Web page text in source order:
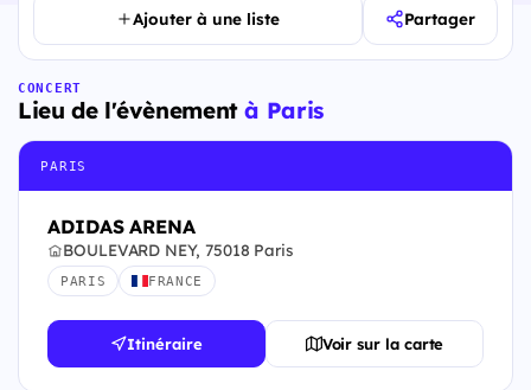
Ajouter à une liste Partager
CONCERT
Lieu de l'évènementà Paris
PARIS
ADIDAS ARENA
BOULEVARD NEY, 75018 Paris
PARIS FRANCE
Itinéraire Voir sur la carte